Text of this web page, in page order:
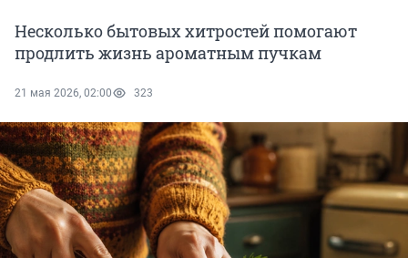
Несколько бытовых хитростей помогают
продлить жизнь ароматным пучкам
21 мая 2026, 02:00 323